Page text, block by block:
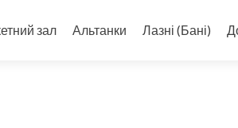
зал Альтанки Лазні (Бані)